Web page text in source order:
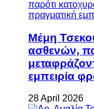
Μέμη
ασθενών,
εμπειρία
28 April 2026